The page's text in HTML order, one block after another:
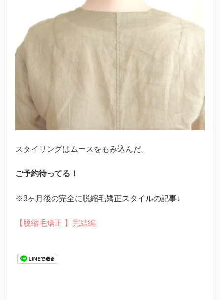
スタイリングはムースをもみ込んだ。
ご予約待ってる！
※3ヶ月後の完全に脱縮毛矯正スタイルの記事↓
【脱縮毛矯正 】完結編